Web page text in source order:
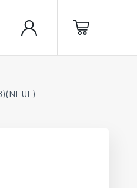
(NEUF)